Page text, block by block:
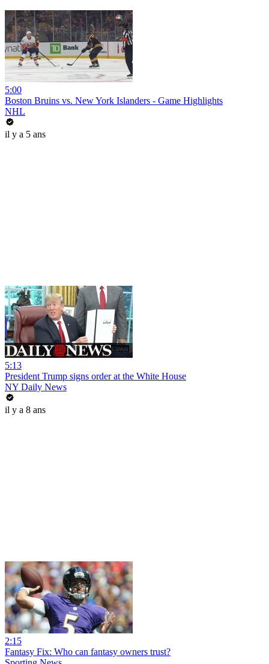
5:00
Boston Bruins vs. New York Islanders - Game Highlights
NHL
il y a 5 ans
5:13
President Trump signs order at the White House
NY Daily News
il y a 8 ans
2:15
Fantasy Fix: Who can fantasy owners trust?